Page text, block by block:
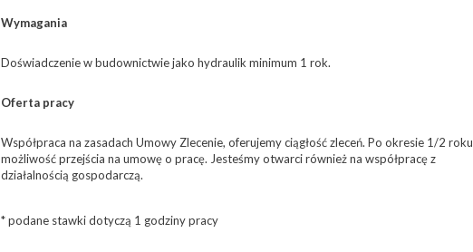
Wymagania
Doświadczenie w budownictwie jako hydraulik minimum 1 rok.
Oferta pracy
Współpraca na zasadach Umowy Zlecenie, oferujemy ciągłość zleceń. Po okresie 1/2 roku
możliwość przejścia na umowę o pracę. Jesteśmy otwarci również na współpracę z
działalnością gospodarczą.
* podane stawki dotyczą 1 godziny pracy